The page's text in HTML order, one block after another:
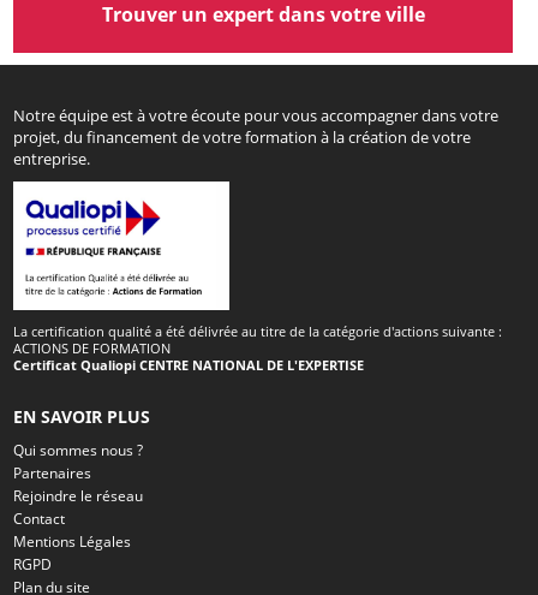
Trouver un expert dans votre ville
Notre équipe est à votre écoute pour vous accompagner dans votre
projet, du financement de votre formation à la création de votre
entreprise.
La certification qualité a été délivrée au titre de la catégorie d'actions suivante :
ACTIONS DE FORMATION
Certificat Qualiopi CENTRE NATIONAL DE L'EXPERTISE
EN SAVOIR PLUS
Qui sommes nous ?
Partenaires
Rejoindre le réseau
Contact
Mentions Légales
RGPD
Plan du site